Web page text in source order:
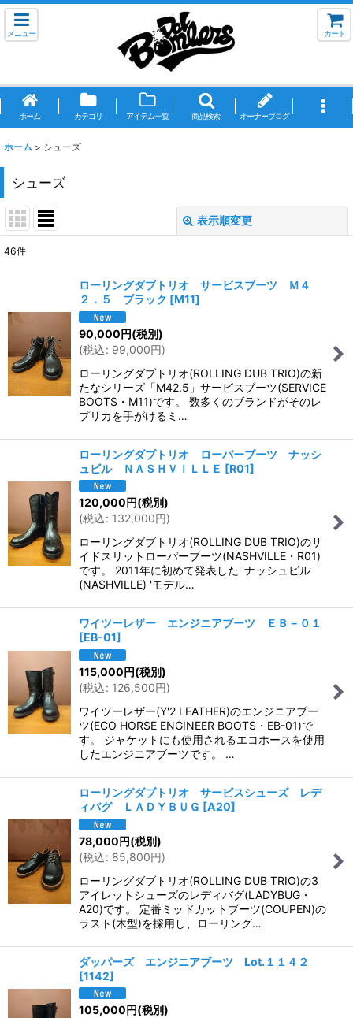
メニュー カート
ホーム カテゴリ アイテム一覧 商品検索 オーナーブログ
ホーム > シューズ
シューズ
表示順変更
並び順:
絞り込む
46件
ローリングダブトリオ サービスブーツ Ｍ４
２．５ ブラック [M11]
90,000円(税別)
(税込: 99,000円)
ローリングダブトリオ(ROLLING DUB TRIO)の新
たなシリーズ「M42.5」サービスブーツ(SERVICE
BOOTS・M11)です。 数多くのブランドがそのレ
プリカを手がけるミ…
ローリングダブトリオ ローパーブーツ ナッシ
ュビル ＮＡＳＨＶＩＬＬＥ [R01]
120,000円(税別)
(税込: 132,000円)
ローリングダブトリオ(ROLLING DUB TRIO)のサ
イドスリットローパーブーツ(NASHVILLE・R01)
です。 2011年に初めて発表した' ナッシュビル
(NASHVILLE) 'モデル…
ワイツーレザー エンジニアブーツ ＥＢ－０１
[EB-01]
115,000円(税別)
(税込: 126,500円)
ワイツーレザー(Y'2 LEATHER)のエンジニアブー
ツ(ECO HORSE ENGINEER BOOTS・EB-01)で
す。 ジャケットにも使用されるエコホースを使用
したエンジニアブーツです。 …
ローリングダブトリオ サービスシューズ レデ
ィバグ ＬＡＤＹＢＵＧ [A20]
78,000円(税別)
(税込: 85,800円)
ローリングダブトリオ(ROLLING DUB TRIO)の3
アイレットシューズのレディバグ(LADYBUG・
A20)です。 定番ミッドカットブーツ(COUPEN)の
ラスト(木型)を採用し、ローリング…
ダッパーズ エンジニアブーツ Lot.１１４２
[1142]
105,000円(税別)